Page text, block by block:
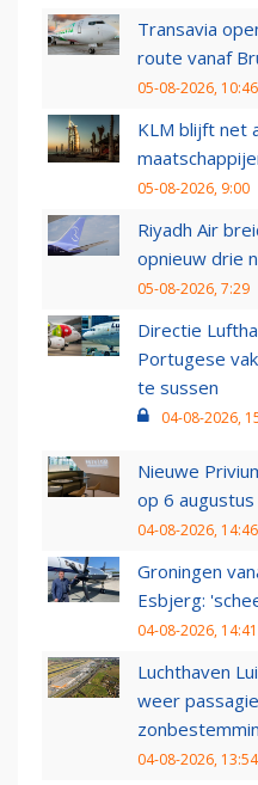
Transavia
route vanaf
05-08-2026, 10:46
KLM blijft net
05-08-2026, 9:00
Riyadh Air
opnieuw drie
05-08-2026, 7:29
Directie
Portugese
te sussen
04-08-2026,
Nieuwe
op 6
04-08-2026, 14:46
Groningen
Esbjerg:
04-08-2026, 14:41
Luchthaven
weer
04-08-2026, 13:54